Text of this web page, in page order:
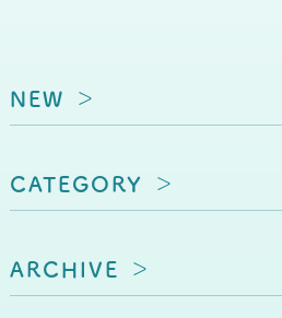
NEW
CATEGORY
ARCHIVE